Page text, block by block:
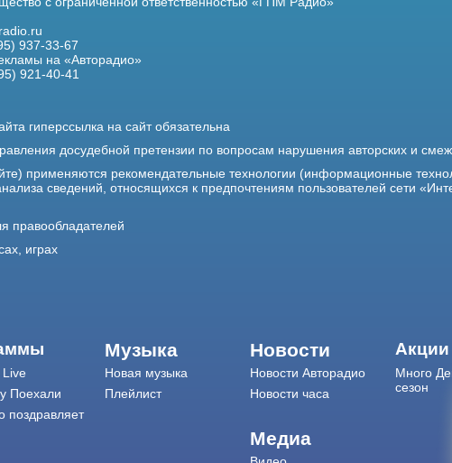
937-33-67
на «Авторадио»
921-40-41
гиперссылка на сайт обязательна
досудебной претензии по вопросам нарушения авторских и
применяются рекомендательные технологии (информационные
сведений, относящихся к предпочтениям пользователей сети
правообладателей
играх
Поехали
поздравляет
Музыка
Новая музыка
Плейлист
Новости
Новости Авторадио
Новости часа
Медиа
Много
сезон